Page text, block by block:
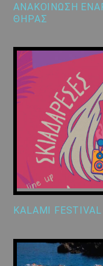
ΑΝΑΚΟΙΝΩΣΗ
ΘΗΡΑΣ
KALAMI